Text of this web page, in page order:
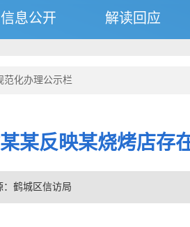
信息公开 解读回应
范化办理公示栏
某反映某烧烤店存
：鹤城区信访局